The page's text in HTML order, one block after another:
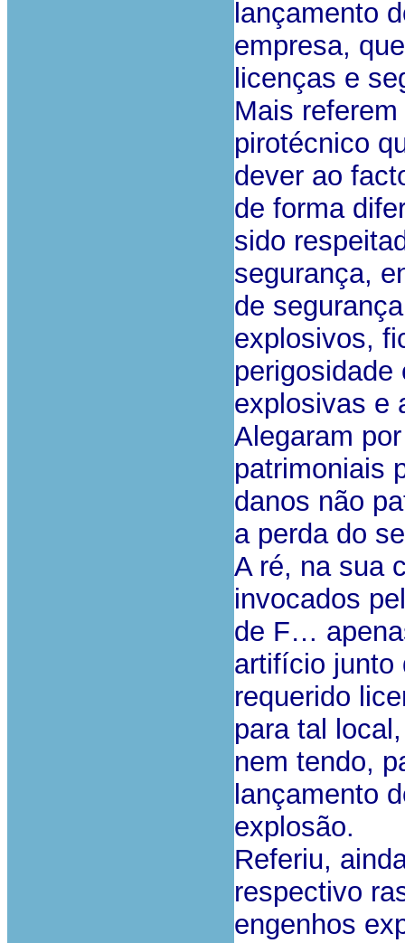
lançamento
empresa,
licenças e
Mais
pirotécnico
dever ao
de forma
sido
segurança,
de
explosivos,
explosivas e
Alegaram
patrimoniais
danos não
a perda do
A ré, na sua
invocados
de F…
artifício junto
requerido
para tal
nem tendo,
lançamento
explosão.
Referiu,
respectivo
engenhos